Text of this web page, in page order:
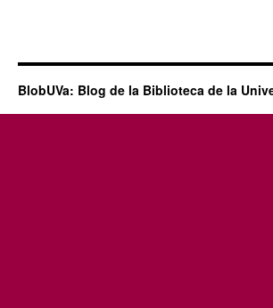
BlobUVa: Blog de la Biblioteca de la